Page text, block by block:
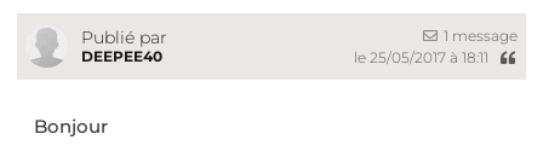
Publié par
DEEPEE40
1 message
le 25/05/2017 à 18:11
Bonjour